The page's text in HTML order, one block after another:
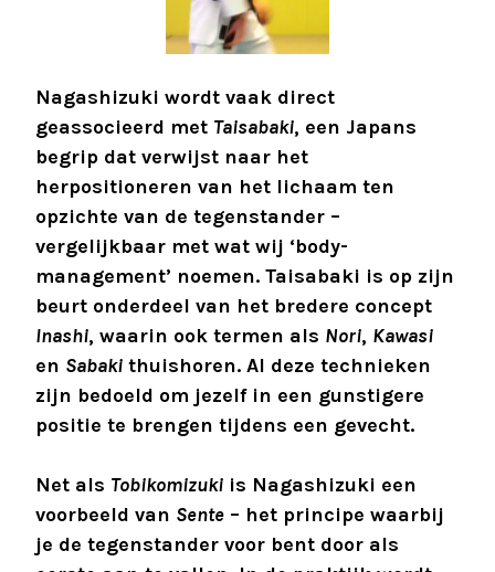
Nagashizuki wordt vaak direct
geassocieerd met Taisabaki, een Japans
begrip dat verwijst naar het
herpositioneren van het lichaam ten
opzichte van de tegenstander –
vergelijkbaar met wat wij ‘body-
management’ noemen. Taisabaki is op zijn
beurt onderdeel van het bredere concept
Inashi, waarin ook termen als Nori, Kawasi
en Sabaki thuishoren. Al deze technieken
zijn bedoeld om jezelf in een gunstigere
positie te brengen tijdens een gevecht.
Net als Tobikomizuki is Nagashizuki een
voorbeeld van Sente – het principe waarbij
je de tegenstander voor bent door als